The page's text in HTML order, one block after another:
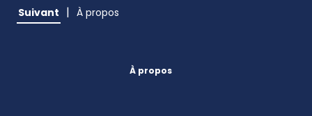
Suivant | À propos
À propos